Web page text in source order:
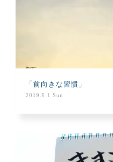
「前向きな習慣」
2019.9.1 Sun